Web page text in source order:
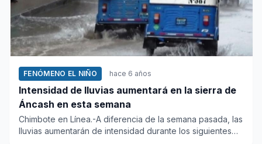
FENÓMENO EL NIÑO hace 6 años
Intensidad de lluvias aumentará en la sierra de
Áncash en esta semana
Chimbote en Línea.-A diferencia de la semana pasada, las
lluvias aumentarán de intensidad durante los siguientes